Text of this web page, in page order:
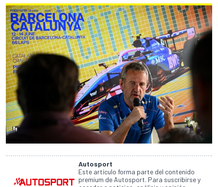
Autosport
Este artículo forma parte del contenido
premium de Autosport. Para suscribirse y